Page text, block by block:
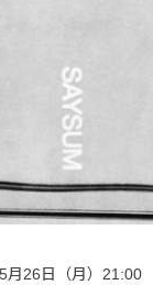
月26日（月）21:00